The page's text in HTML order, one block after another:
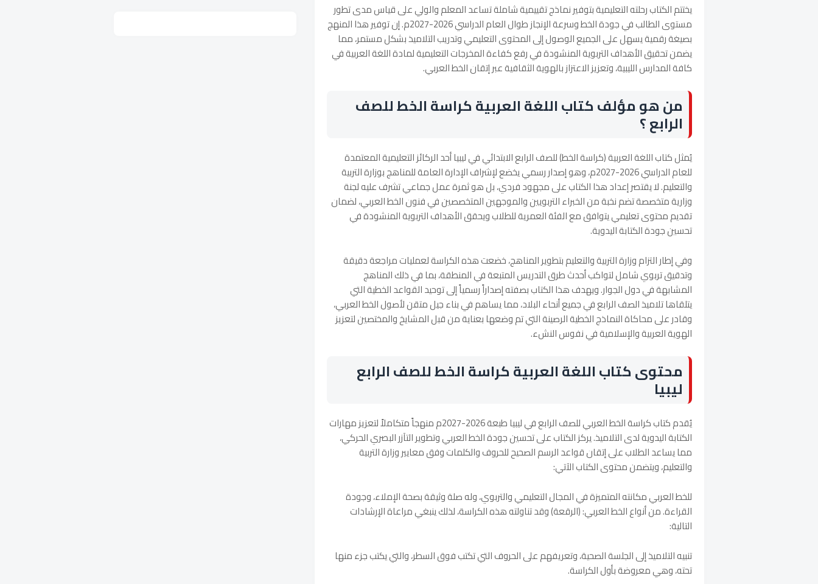
يختتم الكتاب رحلته التعليمية بتوفير نماذج تقييمية شاملة تساعد المعلم والولي على قياس مدى تطور
مستوى الطالب في جودة الخط وسرعة الإنجاز طوال العام الدراسي 2026-2027م. إن توفير هذا المنهج
بصيغة رقمية يسهل على الجميع الوصول إلى المحتوى التعليمي وتدريب التلاميذ بشكل مستمر، مما
يضمن تحقيق الأهداف التربوية المنشودة في رفع كفاءة المخرجات التعليمية لمادة اللغة العربية في
كافة المدارس الليبية، وتعزيز الاعتزاز بالهوية الثقافية عبر إتقان الخط العربي.
من هو مؤلف كتاب اللغة العربية كراسة الخط للصف
الرابع ؟
يُمثل كتاب اللغة العربية (كراسة الخط) للصف الرابع الابتدائي في ليبيا أحد الركائز التعليمية المعتمدة
للعام الدراسي 2026-2027م، وهو إصدار رسمي يخضع لإشراف الإدارة العامة للمناهج بوزارة التربية
والتعليم. لا يقتصر إعداد هذا الكتاب على مجهود فردي، بل هو ثمرة عمل جماعي تشرف عليه لجنة
وزارية متخصصة تضم نخبة من الخبراء التربويين والموجهين المتخصصين في فنون الخط العربي، لضمان
تقديم محتوى تعليمي يتوافق مع الفئة العمرية للطلاب ويحقق الأهداف التربوية المنشودة في
تحسين جودة الكتابة اليدوية.
وفي إطار التزام وزارة التربية والتعليم بتطوير المناهج، خضعت هذه الكراسة لعمليات مراجعة دقيقة
وتدقيق تربوي شامل لتواكب أحدث طرق التدريس المتبعة في المنطقة، بما في ذلك المناهج
المشابهة في دول الجوار. ويهدف هذا الكتاب بصفته إصداراً رسمياً إلى توحيد القواعد الخطية التي
يتلقاها تلاميذ الصف الرابع في جميع أنحاء البلاد، مما يساهم في بناء جيل متقن لأصول الخط العربي،
وقادر على محاكاة النماذج الخطية الرصينة التي تم وضعها بعناية من قبل المشايخ والمختصين لتعزيز
الهوية العربية والإسلامية في نفوس النشء.
محتوى كتاب اللغة العربية كراسة الخط للصف الرابع
ليبيا
يُقدم كتاب كراسة الخط العربي للصف الرابع في ليبيا طبعة 2026-2027م منهجاً متكاملاً لتعزيز مهارات
الكتابة اليدوية لدى التلاميذ. يركز الكتاب على تحسين جودة الخط العربي وتطوير التآزر البصري الحركي،
مما يساعد الطلاب على إتقان قواعد الرسم الصحيح للحروف والكلمات وفق معايير وزارة التربية
والتعليم، ويتضمن محتوى الكتاب الآتي:
للخط العربي مكانته المتميزة في المجال التعليمي والتربوي، وله صلة وثيقة بصحة الإملاء، وجودة
القراءة. من أنواع الخط العربي: (الرقعة) وقد تناولته هذه الكراسة، لذلك ينبغي مراعاة الإرشادات
التالية:
تنبيه التلاميذ إلى الجلسة الصحية، وتعريفهم على الحروف التي تكتب فوق السطر، والتي يكتب جزء منها
تحته، وهي معروضة بأول الكراسة.